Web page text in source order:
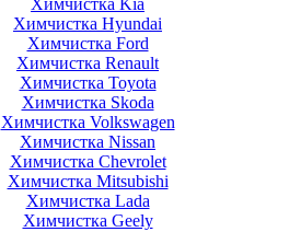
Химчистка Kia
Химчистка Hyundai
Химчистка Ford
Химчистка Renault
Химчистка Toyota
Химчистка Skoda
Химчистка Volkswagen
Химчистка Nissan
Химчистка Chevrolet
Химчистка Mitsubishi
Химчистка Lada
Химчистка Geely